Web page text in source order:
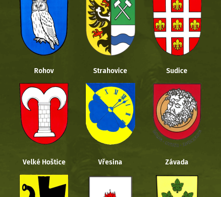
Rohov Strahovice Sudice
Velké Hoštice Vřesina Závada